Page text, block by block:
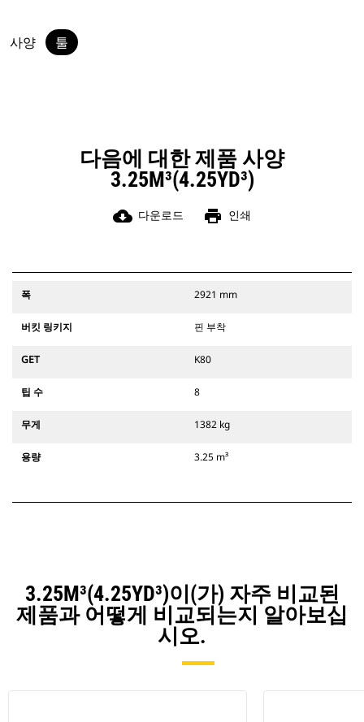
사양 툴
다음에 대한 제품 사양
3.25M³(4.25YD³)
cloud_download 다운로드 print 인쇄
폭 2921 mm
버킷 링키지 핀 부착
GET K80
팁 수 8
무게 1382 kg
용량 3.25 m³
3.25M³(4.25YD³)이(가) 자주 비교된
제품과 어떻게 비교되는지 알아보십
시오.